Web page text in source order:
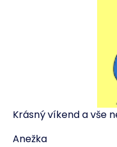
Krásný víkend a vše
Anežka